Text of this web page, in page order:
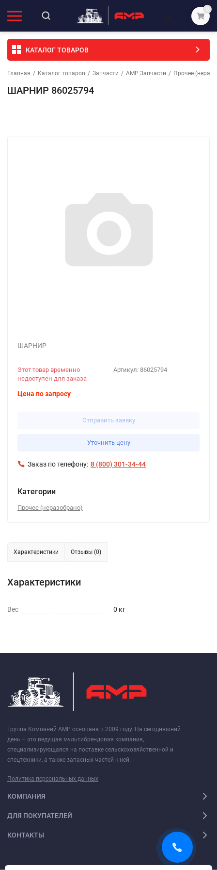
0
КАТАЛОГ ТОВАРОВ
Главная / Каталог товаров / Запчасти / АМР Запчасти / Прочее
ШАРНИР 86025794
ШАРНИР
Артикул: 86025794
Этот товар временно
недоступен для заказа
Цена по запросу
Отправить заявку
Уточнить цену
Заказ по телефону: 8 (800) 301-34-44
Категории
Прочее (неразобрано)
Характеристики Отзывы (0)
Характеристики
Вес 0 кг
Группа Компаний АМР основана в 2009 году. На сегодняшний
день – это ведущая мультибрендовая компания,
специализирующаяся на поставке сельскохозяйственной и
спецтехники, а также запасных частей к ней.
Политика персональных данных
КОМПАНИЯ
ДЛЯ ПОКУПАТЕЛЕЙ
КОНТАКТЫ